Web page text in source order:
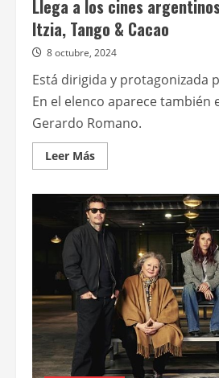
Llega a los cines
Itzia, Tango & Cacao
8 octubre, 2024
Está dirigida y protagonizada
En el elenco aparece también
Gerardo Romano.
Leer MásLeer
más
Llega
a
los
cines
argentinos
la
colombiana
Itzia,
Tango
&
Cacao